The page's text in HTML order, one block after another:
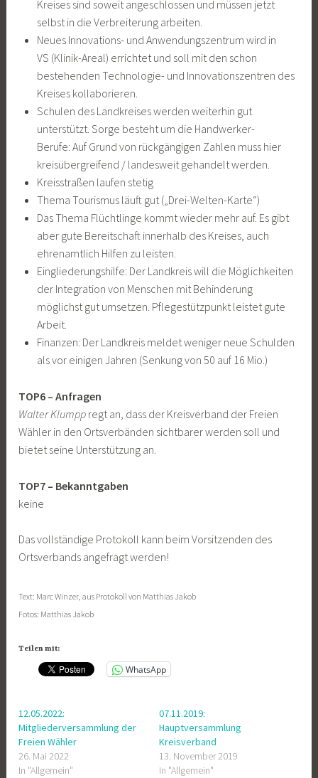
Kreises sind soweit angeschlossen und müssen jetzt
selbst in die Verbreiterung arbeiten.
Neues Innovations- und Anwendungszentrum wird in
VS (Klinik-Areal) errichtet und soll mit den schon
bestehenden Technologie- und Innovationszentren des
Kreises kollaborieren.
Schulen des Landkreises werden weiterhin gut
unterstützt. Sorge besteht um die Handwerker-
Berufe: Auf Grund von rückgängigen Zahlen muss hier
kreisübergreifend / landesweit gehandelt werden.
Kreisstraßen laufen stetig
Thema Tourismus läuft gut („Drei-Welten-Karte“)
Das Thema Flüchtlinge kommt wieder mehr auf. Es gibt
aber gute Bereitschaft innerhalb des Kreises, auch
ehrenamtlich Hilfen zu leisten.
Eingliederungshilfe: Der Landkreis will die Möglichkeiten
der Integration von Menschen mit Behinderung
möglichst gut umsetzen. Pflegestützpunkt leistet gute
Arbeit.
Finanzen: Der Landkreis meldet weniger neue Schulden
als vor einigen Jahren (Senkung von 50 auf 16 Mio.)
TOP6 – Anfragen
Walter Klumpp regt an, dass der Kreisverband der Freien
Wähler in den Ortsverbänden sichtbarer werden soll und
bietet seine Unterstützung an.
TOP7 – Bekanntgaben
keine
Das vollständige Protokoll kann beim Vorsitzenden des
Ortsverbands angefragt werden!
Text: Marc Winzer, aus Protokoll von Matthias Jakob
Fotos: Matthias Jakob
Teilen mit:
WhatsApp
12.05.2022:
Mitgliederversammlung der
Freien Wähler
26. Mai 2022
In "Allgemein"
07.11.2019:
Hauptversammlung
Kreisverband
13. November 2019
In "Allgemein"